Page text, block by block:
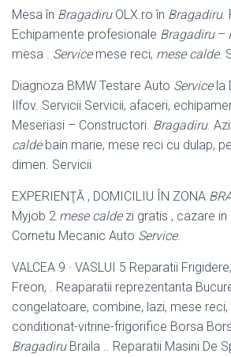
Mesa în BragadiruOLX.ro în Bragadiru.
Echipamente profesionale Bragadiru–
mesa . Servicemese reci, mese calde.
Diagnoza BMW Testare Auto Servicela
Ilfov. Servicii Servicii, afaceri,
Meseriasi – Constructori. Bragadiru.
caldebain marie, mese reci cu dulap,
dimen. Servicii
EXPERIENŢĂ , DOMICILIU ÎN ZONA
Myjob 2 mese caldezi gratis , cazare in
Cornetu Mecanic Auto Service.
VALCEA 9 · VASLUI 5 Reparatii Frigidere,
Freon, . Reaparatii reprezentanta
congelatoare, combine, lazi, mese
conditionat-vitrine-frigorifice Borsa
BragadiruBraila .. Reparatii Masini De